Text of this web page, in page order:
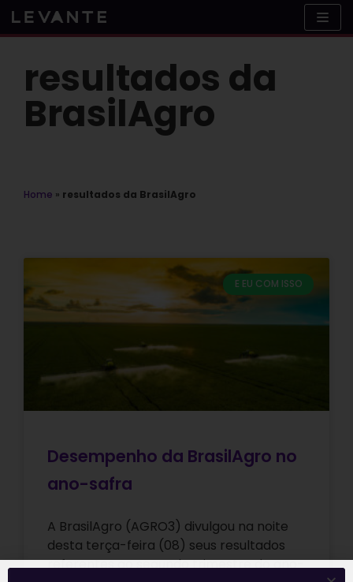
Skip
to
resultados da
BrasilAgro
Home » resultados da BrasilAgro
E EU COM ISSO
Desempenho da BrasilAgro no
ano-safra
A BrasilAgro (AGRO3) divulgou na noite
desta terça-feira (08) seus resultados
referentes ao segundo trimestre do ano-